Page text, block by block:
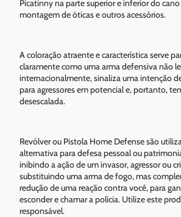
Picatinny na parte superior e inferior do
montagem de óticas e outros acessórios.
A coloração atraente e característica serve
claramente como uma arma defensiva não
internacionalmente, sinaliza uma intenção
para agressores em potencial e, portanto,
desescalada.
Revólver ou Pistola Home Defense são
alternativa para defesa pessoal ou
inibindo a ação de um invasor, agressor ou
substituindo uma arma de fogo, mas
redução de uma reação contra você, para
esconder e chamar a polícia. Utilize este
responsável.